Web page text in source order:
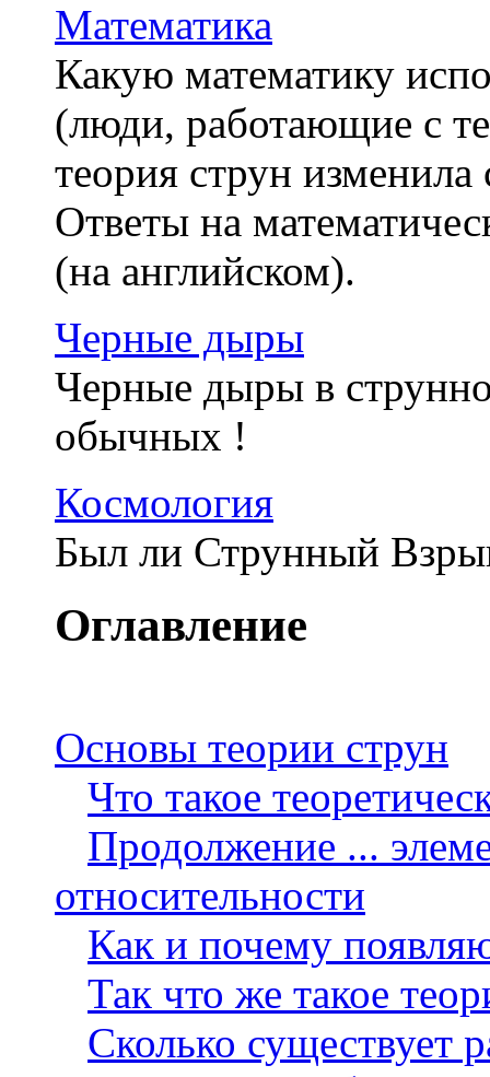
Математика
Какую математику
(люди, работающие с
теория струн
Ответы на
(на английском).
Черные дыры
Черные дыры в
обычных !
Космология
Был ли Струнный
Оглавление
Основы теории струн
Что такое
Продолжение ...
относительности
Как и почему
Так что же такое
Сколько существует